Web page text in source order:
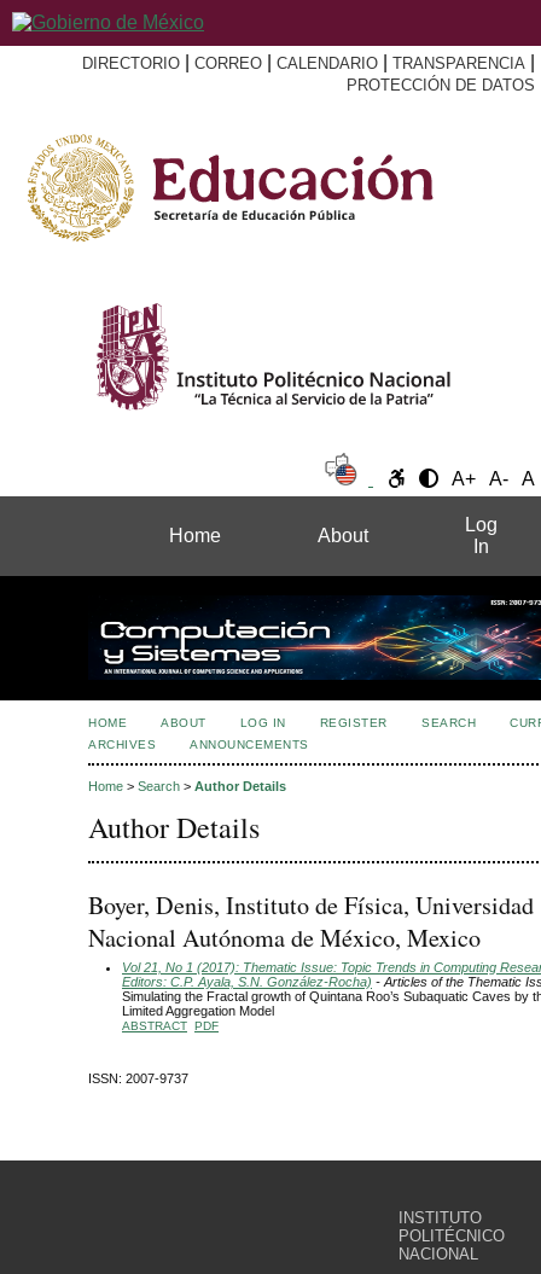
DIRECTORIO CORREO CALENDARIO TRANSPARENCIA
PROTECCIÓN DE DATOS
A+ A- A
Home About
Log
In
HOME ABOUT LOG IN REGISTER SEARCH
ARCHIVES
ANNOUNCEMENTS
Home > Search > Author Details
Author Details
Boyer, Denis, Instituto de Física, Universidad
Nacional Autónoma de México, Mexico
Vol 21, No 1 (2017): Thematic Issue: Topic Trends in Computing
Editors: C.P. Ayala, S.N. González-Rocha) - Articles of the Thematic
Simulating the Fractal growth of Quintana Roo’s Subaquatic Caves by
Limited Aggregation Model
ABSTRACT PDF
ISSN: 2007-9737
INSTITUTO
POLITÉCNICO
NACIONAL